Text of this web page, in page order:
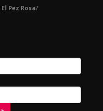
El Pez Rosa?